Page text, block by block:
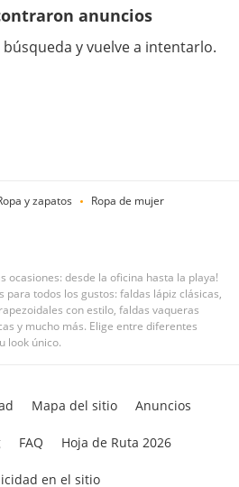
anuncios
búsqueda y vuelve a intentarlo.
y zapatos Ropa de mujer
ocasiones: desde la oficina hasta la playa!
para todos los gustos: faldas lápiz clásicas,
con estilo, faldas vaqueras
y mucho más. Elige entre diferentes
look único.
Mapa del sitio Anuncios
FAQ Hoja de Ruta 2026
en el sitio